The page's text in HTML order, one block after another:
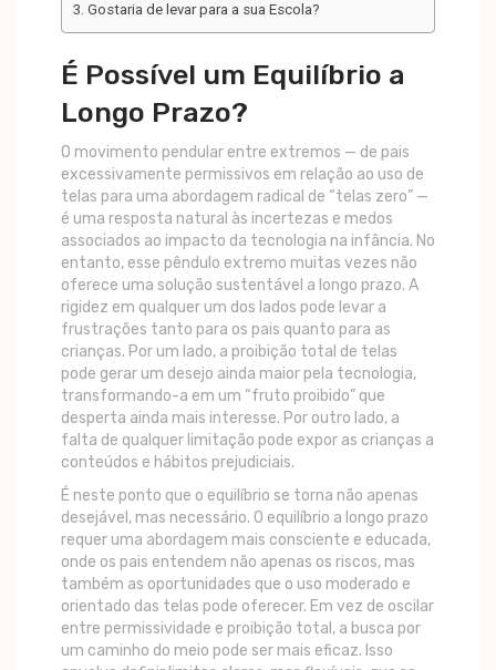
Gostaria de levar para a sua Escola?
É Possível um Equilíbrio a
Longo Prazo?
O movimento pendular entre extremos — de pais
excessivamente permissivos em relação ao uso de
telas para uma abordagem radical de “telas zero” —
é uma resposta natural às incertezas e medos
associados ao impacto da tecnologia na infância. No
entanto, esse pêndulo extremo muitas vezes não
oferece uma solução sustentável a longo prazo. A
rigidez em qualquer um dos lados pode levar a
frustrações tanto para os pais quanto para as
crianças. Por um lado, a proibição total de telas
pode gerar um desejo ainda maior pela tecnologia,
transformando-a em um “fruto proibido” que
desperta ainda mais interesse. Por outro lado, a
falta de qualquer limitação pode expor as crianças a
conteúdos e hábitos prejudiciais.
É neste ponto que o equilíbrio se torna não apenas
desejável, mas necessário. O equilíbrio a longo prazo
requer uma abordagem mais consciente e educada,
onde os pais entendem não apenas os riscos, mas
também as oportunidades que o uso moderado e
orientado das telas pode oferecer. Em vez de oscilar
entre permissividade e proibição total, a busca por
um caminho do meio pode ser mais eficaz. Isso